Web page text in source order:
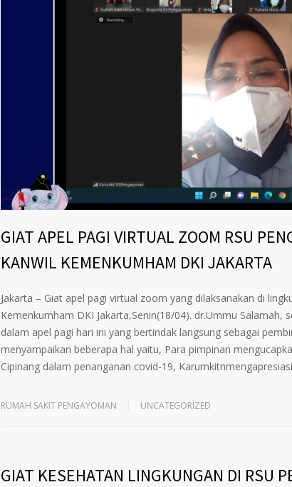
GIAT APEL PAGI VIRTUAL ZOOM RSU
KANWIL KEMENKUMHAM DKI JAKARTA
Jakarta – Giat apel pagi virtual zoom yang dilaksanakan di
Kemenkumham DKI Jakarta,Senin(18/04). dr.Ummu Salamah,
dalam apel pagi hari ini yang bertindak langsung sebagai
menyampaikan beberapa hal yaitu, Para pimpinan
Cipinang dalam penanganan covid-19,
RUMAH SAKIT PENGAYOMAN UNCATEGORIZED
GIAT KESEHATAN LINGKUNGAN DI RSU